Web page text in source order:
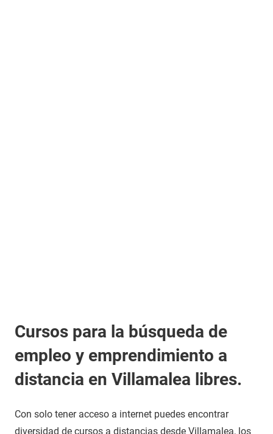
Cursos para la búsqueda de
empleo y emprendimiento a
distancia en Villamalea libres.
Con solo tener acceso a internet puedes encontrar
diversidad de cursos a distancias desde Villamalea, los